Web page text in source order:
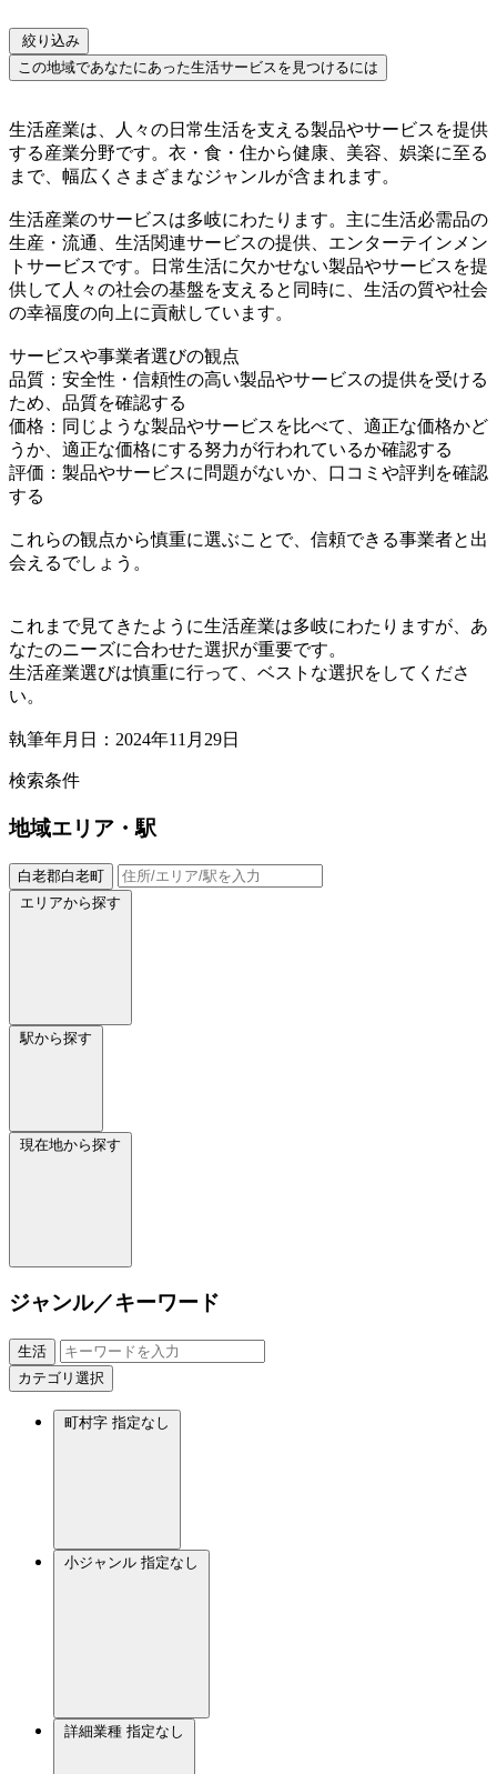
絞り込み
この地域であなたにあった生活サービスを見つけるには
生活産業は、人々の日常生活を支える製品やサービスを提供
する産業分野です。衣・食・住から健康、美容、娯楽に至る
まで、幅広くさまざまなジャンルが含まれます。
生活産業のサービスは多岐にわたります。主に生活必需品の
生産・流通、生活関連サービスの提供、エンターテインメン
トサービスです。日常生活に欠かせない製品やサービスを提
供して人々の社会の基盤を支えると同時に、生活の質や社会
の幸福度の向上に貢献しています。
サービスや事業者選びの観点
品質：安全性・信頼性の高い製品やサービスの提供を受ける
ため、品質を確認する
価格：同じような製品やサービスを比べて、適正な価格かど
うか、適正な価格にする努力が行われているか確認する
評価：製品やサービスに問題がないか、口コミや評判を確認
する
これらの観点から慎重に選ぶことで、信頼できる事業者と出
会えるでしょう。
これまで見てきたように生活産業は多岐にわたりますが、あ
なたのニーズに合わせた選択が重要です。
生活産業選びは慎重に行って、ベストな選択をしてくださ
い。
執筆年月日：2024年11月29日
検索条件
地域エリア・駅
白老郡白老町
エリアから探す
駅から探す
現在地から探す
ジャンル／キーワード
生活
カテゴリ選択
町村字 指定なし
小ジャンル 指定なし
詳細業種 指定なし